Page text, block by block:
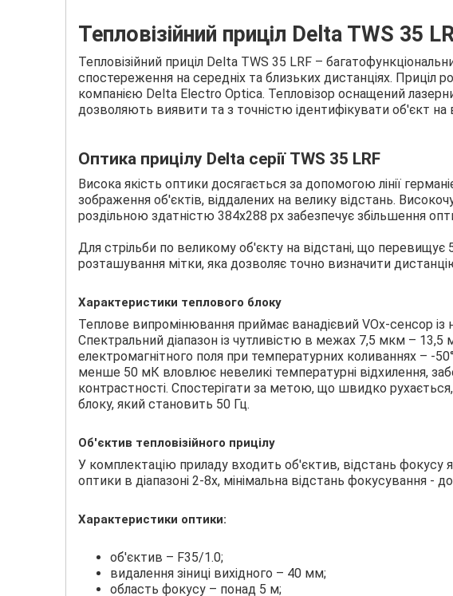
Тепловізійний приціл Delta TWS 35
Тепловізійний приціл Delta TWS 35 LRF –
спостереження на середніх та близьких дистанціях. Приціл
компанією Delta Electro Optica. Тепловізор оснащений
дозволяють виявити та з точністю ідентифікувати об'єкт на
Оптика прицілу Delta серії TWS 35 LRF
Висока якість оптики досягається за допомогою лінії
зображення об'єктів, віддалених на велику відстань.
роздільною здатністю 384х288 рх забезпечує збільшення
Для стрільби по великому об'єкту на відстані, що перевищує
розташування мітки, яка дозволяє точно визначити
Характеристики теплового блоку
Теплове випромінювання приймає ванадієвий VOx-сенсор
Спектральний діапазон із чутливістю в межах 7,5 мкм –
електромагнітного поля при температурних коливаннях – -
менше 50 мК вловлює невеликі температурні відхилення,
контрастності. Спостерігати за метою, що швидко
блоку, який становить 50 Гц.
Об'єктив тепловізійного прицілу
У комплектацію приладу входить об'єктив, відстань
оптики в діапазоні 2-8х, мінімальна відстань фокусування -
Характеристики оптики:
об'єктив – F35/1.0;
видалення зіниці вихідного – 40 мм;
область фокусу – понад 5 м;